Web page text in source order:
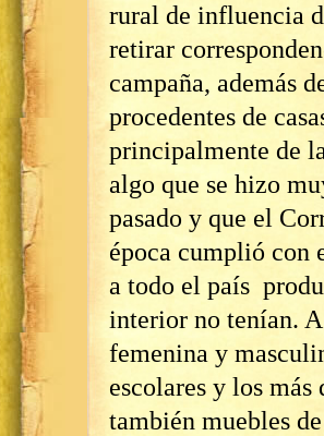
rural de influencia
retirar
campaña, además
procedentes de
principalmente de
algo que se hizo
pasado y que el
época cumplió con
a todo el país
interior no tenían.
femenina y
escolares y los
también muebles